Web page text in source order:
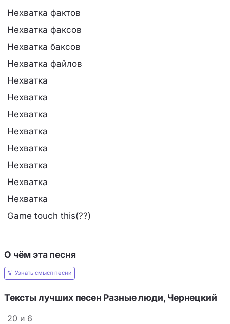
Нехватка фактов
Нехватка факсов
Нехватка баксов
Нехватка файлов
Нехватка
Нехватка
Нехватка
Нехватка
Нехватка
Нехватка
Нехватка
Нехватка
Game touch this(??)
О чём эта песня
Узнать смысл песни
Тексты лучших песен Разные люди, Чернецкий
20 и 6